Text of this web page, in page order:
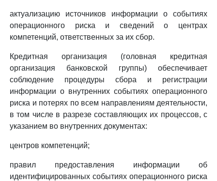
актуализацию источников информации о событиях
операционного риска и сведений о центрах
компетенций, ответственных за их сбор.
Кредитная организация (головная кредитная
организация банковской группы) обеспечивает
соблюдение процедуры сбора и регистрации
информации о внутренних событиях операционного
риска и потерях по всем направлениям деятельности,
в том числе в разрезе составляющих их процессов, с
указанием во внутренних документах:
центров компетенций;
правил предоставления информации об
идентифицированных событиях операционного риска